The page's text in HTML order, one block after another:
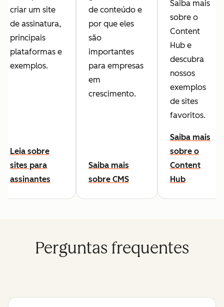
criar um site
de assinatura,
principais
plataformas e
exemplos.
Leia sobre
sites para
assinantes
de conteúdo e
por que eles
são
importantes
para empresas
em
crescimento.
Saiba mais
sobre CMS
Saiba mais
sobre o
Content
Hub e
descubra
nossos
exemplos
de sites
favoritos.
Saiba mais
sobre o
Content
Hub
Perguntas frequentes